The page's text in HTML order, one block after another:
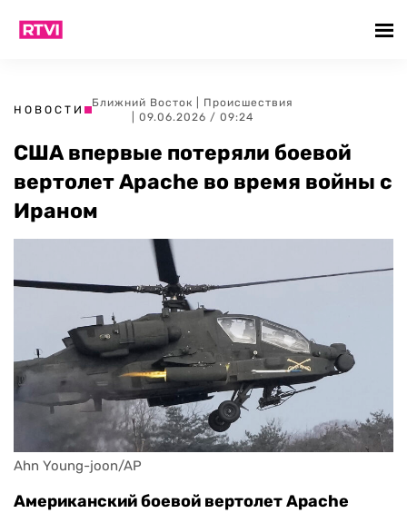
НОВОСТИ
Ближний Восток
Происшествия
| 09.06.2026 / 09:24
США впервые потеряли боевой
вертолет Apache во время войны с
Ираном
Ahn Young-joon/AP
Американский боевой вертолет Apache